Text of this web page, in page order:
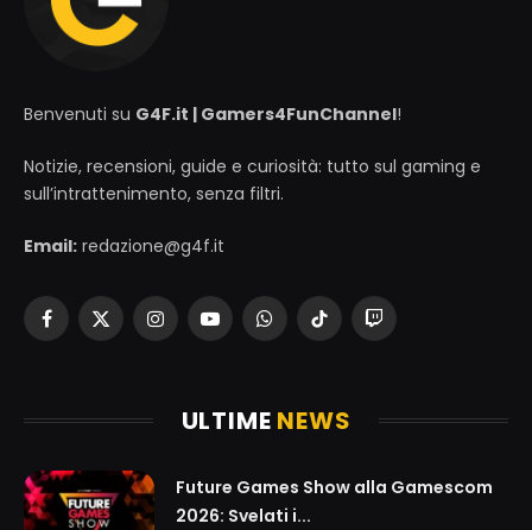
Benvenuti su G4F.it | Gamers4FunChannel!
Notizie, recensioni, guide e curiosità: tutto sul gaming e
sull’intrattenimento, senza filtri.
Email: redazione@g4f.it
Facebook
X
InstagramYouTubeWhatsAppTikTokTwitch
ULTIME NEWS
Future Games Show alla Gamescom
2026: Svelati i...